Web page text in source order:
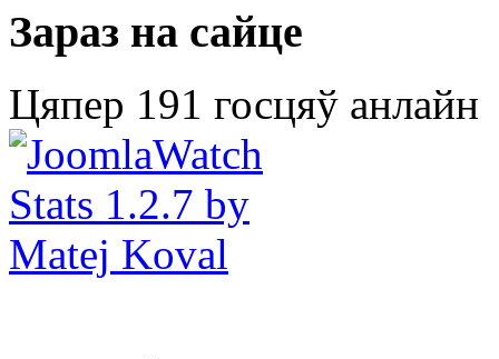
Зараз на сайце
Цяпер 191 госцяў анлайн